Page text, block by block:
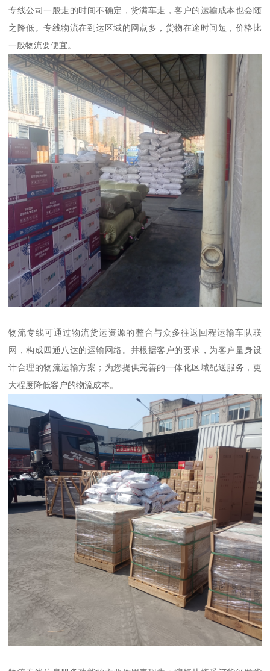
专线公司一般走的时间不确定，货满车走，客户的运输成本也会随
之降低。专线物流在到达区域的网点多，货物在途时间短，价格比
一般物流要便宜。
物流专线可通过物流货运资源的整合与众多往返回程运输车队联
网，构成四通八达的运输网络。并根据客户的要求，为客户量身设
计合理的物流运输方案；为您提供完善的一体化区域配送服务，更
大程度降低客户的物流成本。